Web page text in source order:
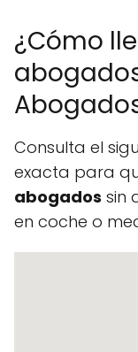
¿Cómo
Consulta el
exacta para
abogados sin
en coche o